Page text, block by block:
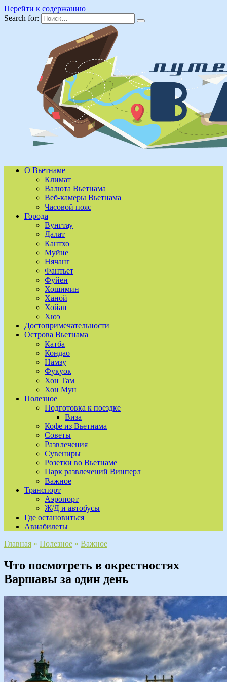
Перейти к содержанию
Search for:
О Вьетнаме
Климат
Валюта Вьетнама
Веб-камеры Вьетнама
Часовой пояс
Города
Вунгтау
Далат
Кантхо
Муйне
Нячанг
Фантьет
Фуйен
Хошимин
Ханой
Хойан
Хюэ
Достопримечательности
Острова Вьетнама
Катба
Кондао
Намзу
Фукуок
Хон Там
Хон Мун
Полезное
Подготовка к поездке
Виза
Кофе из Вьетнама
Советы
Развлечения
Сувениры
Розетки во Вьетнаме
Парк развлечений Винперл
Важное
Транспорт
Аэропорт
Ж/Д и автобусы
Где остановиться
Авиабилеты
Главная » Полезное » Важное
Что посмотреть в окрестностях
Варшавы за один день